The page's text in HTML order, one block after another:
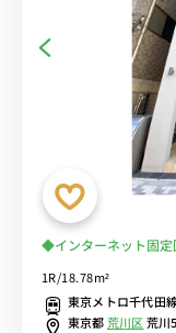
◆インターネット固
お部屋♪
1R/18.78m²
東京メトロ千代
東京都荒川区荒川